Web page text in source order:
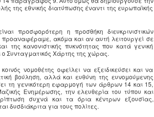
της εθνικής διατύπωσης έναντι της ευρωπαϊκής
προσφορότερη η προσθήκη διευκρινιστικών
ακόμα και αν αυτή λειτουργεί σε
της κανονιστικής πυκνότητας που κατά γενική
ο Συνταγματικός Χάρτης της χώρας.
νομοθέτης οφείλει να εξειδικεύσει και να
βούληση, αλλά και ευθύνη της ευνομούμενης
τη γενικότερη εφαρμογή των άρθρων 14 και 15,
Ενημέρωσης, την ελευθερία του τύπου και
συχνά και τα όρια κέντρων εξουσίας,
δυσδιάκριτα για τους πολίτες.